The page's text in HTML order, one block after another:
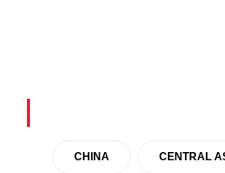
CENTRAL
CHINA